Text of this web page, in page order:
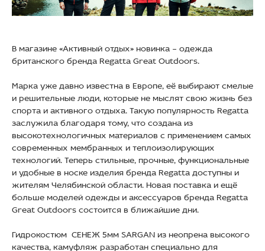
В магазине «Активный отдых» новинка – одежда
британского бренда Regatta Great Outdoors.
Марка уже давно известна в Европе, её выбирают смелые
и решительные люди, которые не мыслят свою жизнь без
спорта и активного отдыха. Такую популярность Regatta
заслужила благодаря тому, что создана из
высокотехнологичных материалов с применением самых
современных мембранных и теплоизолирующих
технологий. Теперь стильные, прочные, функциональные
и удобные в носке изделия бренда Regatta доступны и
жителям Челябинской области. Новая поставка и ещё
больше моделей одежды и аксессуаров бренда Regatta
Great Outdoors состоится в ближайшие дни.
Гидрокостюм СЕНЕЖ 5мм SARGAN из неопрена высокого
качества, камуфляж разработан специально для